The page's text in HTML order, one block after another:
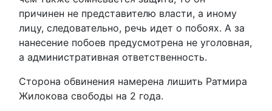
причинен не представителю власти, а иному
лицу, следовательно, речь идет о побоях. А за
нанесение побоев предусмотрена не уголовная,
а административная ответственность.
Сторона обвинения намерена лишить Ратмира
Жилокова свободы на 2 года.